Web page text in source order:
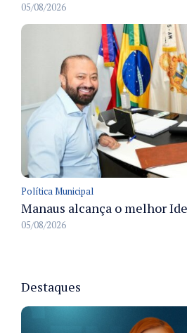
05/08/2026
Política Municipal
05/08/2026
Destaques